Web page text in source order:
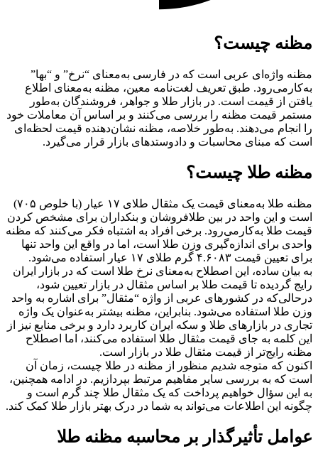
مظنه چیست؟
مظنه واژه‌ای عربی است که در فارسی به‌معنای “نرخ” و “بها”
به‌کار‌می‌رود. طبق تعریف لغت‌نامه معین، مظنه به‌معنای اطلاع
یافتن از قیمت است. در بازار طلا و جواهر، فروشندگان به‌طور
مستمر قیمت مظنه را بررسی می‌کنند و بر اساس آن معاملات خود
را انجام می‌دهند. به‌طور خلاصه، مظنه نشان‌دهنده قیمت لحظه‌ای
است که مبنای محاسبات و دادوستدهای بازار قرار می‌گیرد.
مظنه طلا چیست؟
مظنه طلا به‌معنای قیمت یک مثقال طلای ۱۷ عیار (با خلوص ۷۰۵)
است و این واحد در بین طلافروشان و بنکداران برای مشخص کردن
قیمت طلا به‌کار‌می‌رود. برخی افراد به اشتباه فکر می‌کنند که مظنه
واحدی برای اندازه‌گیری وزن طلا است، اما در واقع این واحد تنها
برای تعیین قیمت ۴.۶۰۸۳ گرم طلای ۱۷ عیار استفاده می‌شود.
به بیان ساده، این اصطلاح به‌معنای نرخ طلا است که در بازار ایران
رایج گردیده تا قیمت طلا بر اساس مثقال در بازار تعیین شود،
در‌حالی‌که در کشورهای عربی از واژه “مثقال” برای اشاره به واحد
وزن طلا استفاده می‌شود. بنابراین، مظنه بیشتر به‌عنوان یک واژه
تجاری در بازارهای طلا و سکه ایران کاربرد دارد و برخی منابع نیز از
این کلمه به جای قیمت مثقال طلا استفاده می‌کنند، اما اصطلاح
مظنه رایج‌تر از قیمت مثقال طلا در بازار است.
اکنون که متوجه شدیم منظور از مظنه در طلا چیست، زمان آن
است که به بررسی سایر مفاهیم مرتبط بپردازیم. در ادامه همچنین،
به این سؤال خواهیم پرداخت که یک مثقال طلا چند گرم است و
چگونه این اطلاعات می‌تواند به شما در درک بهتر بازار طلا کمک کند.
عوامل تأثیرگذار بر محاسبه مظنه طلا